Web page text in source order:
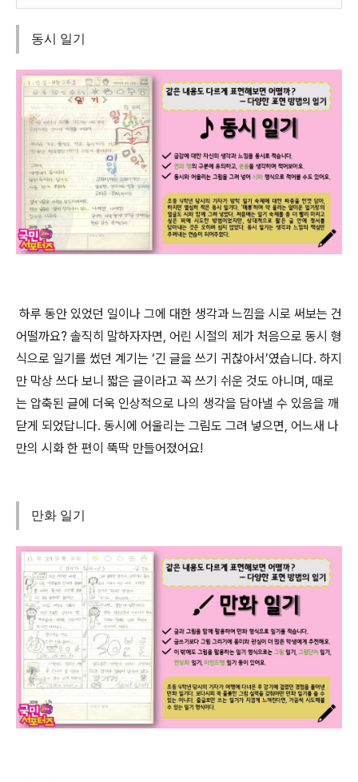
동시 일기
하루 동안 있었던 일이나 그에 대한 생각과 느낌을 시로 써보는 건
어떨까요? 솔직히 말하자자면, 어린 시절의 제가 처음으로 동시 형
식으로 일기를 썼던 계기는 ‘긴 글을 쓰기 귀찮아서’였습니다. 하지
만 막상 쓰다 보니 짧은 글이라고 꼭 쓰기 쉬운 것도 아니며, 때로
는 압축된 글에 더욱 인상적으로 나의 생각을 담아낼 수 있음을 깨
닫게 되었답니다. 동시에 어울리는 그림도 그려 넣으면, 어느새 나
만의 시화 한 편이 뚝딱 만들어졌어요!
만화 일기